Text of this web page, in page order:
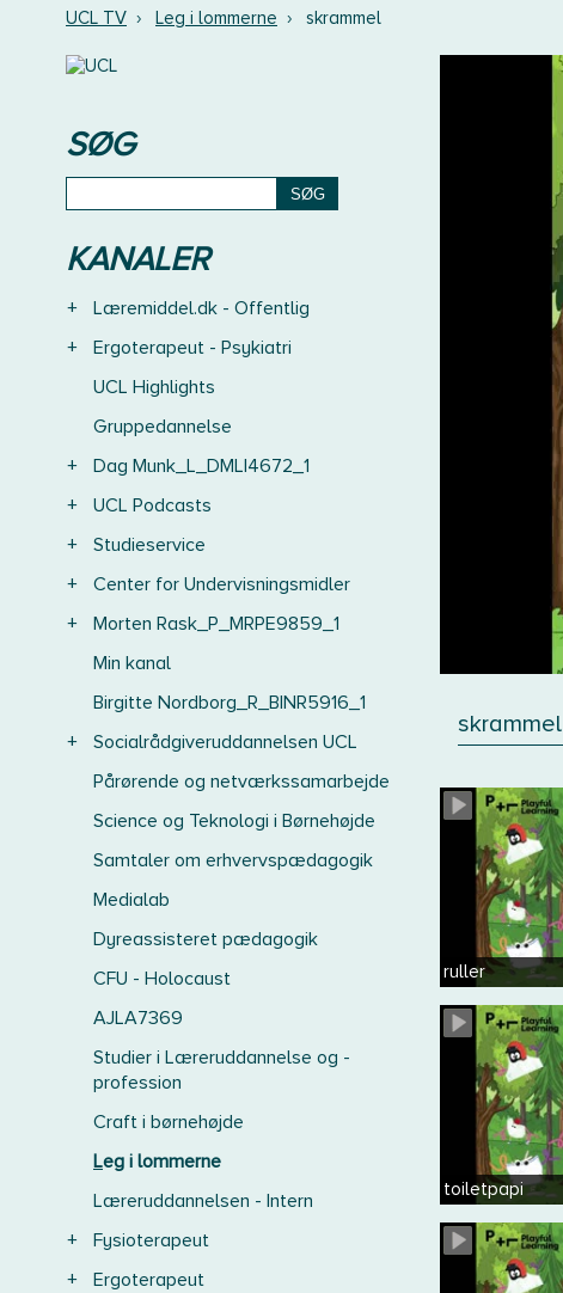
UCL TV › Leg i lommerne › skrammel
SØG
KANALER
+
Læremiddel.dk - Offentlig
+
Ergoterapeut - Psykiatri
UCL Highlights
Gruppedannelse
+
Dag Munk_L_DMLI4672_1
+
UCL Podcasts
+
Studieservice
+
Center for Undervisningsmidler
+
Morten Rask_P_MRPE9859_1
Min kanal
Birgitte Nordborg_R_BINR5916_1
+
Socialrådgiveruddannelsen UCL
Pårørende og netværkssamarbejde
Science og Teknologi i Børnehøjde
Samtaler om erhvervspædagogik
Medialab
Dyreassisteret pædagogik
CFU - Holocaust
AJLA7369
Studier i Læreruddannelse og -
profession
Craft i børnehøjde
Leg i lommerne
Læreruddannelsen - Intern
+
Fysioterapeut
+
Ergoterapeut
skrammel
ruller
toiletpapi